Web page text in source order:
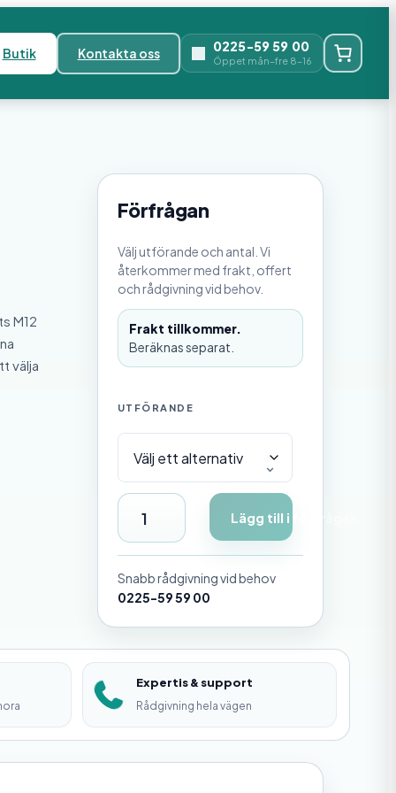
Butik Kontakta oss 0225-59 59 00
Öppet mån–fre 8–16
M12
välja
Förfrågan
Välj utförande och antal. Vi
återkommer med frakt, offert
och rådgivning vid behov.
Frakt tillkommer.
Beräknas separat.
UTFÖRANDE
R
ö
r
h
y
l
s
a
Lägg till i förfrågan
Snabb rådgivning vid behov
0225-59 59 00
Expertis & support
Rådgivning hela vägen